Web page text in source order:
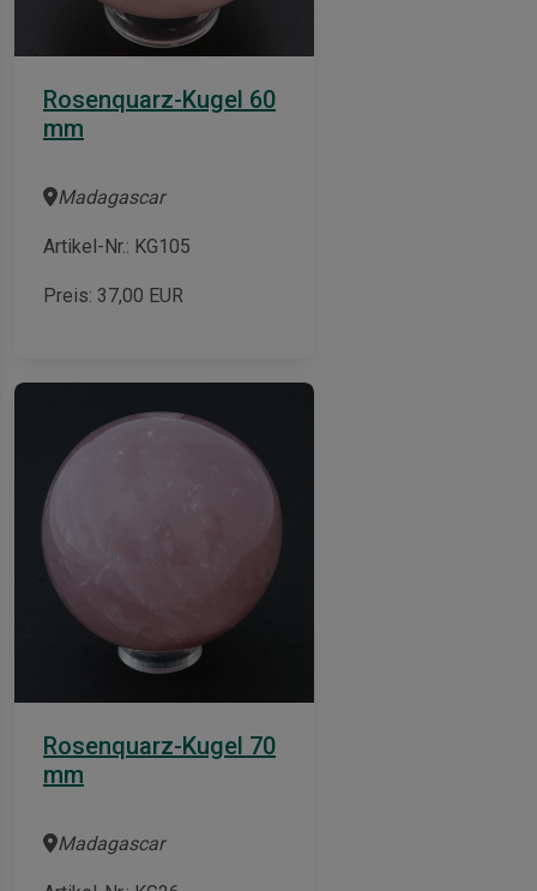
Rosenquarz-Kugel 60
mm
Madagascar
Artikel-Nr.: KG105
Preis: 37,00 EUR
Rosenquarz-Kugel 70
mm
Madagascar